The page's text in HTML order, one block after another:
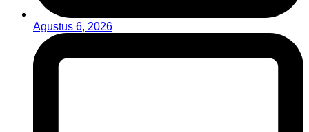
Agustus 6, 2026